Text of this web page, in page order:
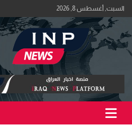
Skip
to
content
السبت, أغسطس 8, 2026
منصة اخبار العراق
اكبر منصة خبرية في العراق | #الحقيقة_اولاً